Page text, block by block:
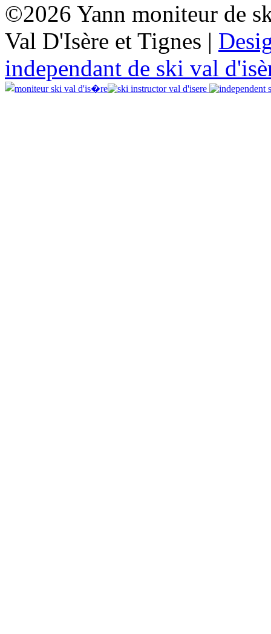
©2026 Yann moniteur de
Val D'Isère et Tignes |
independant de ski val